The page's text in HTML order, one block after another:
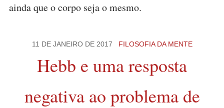
ainda que o corpo seja o mesmo.
11 DE JANEIRO DE 2017 FILOSOFIA DA MENTE
Hebb e uma resposta
negativa ao problema de